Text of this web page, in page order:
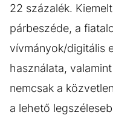
22 százalék.
párbeszéde, a
vívmányok/digitális
használata,
nemcsak a
a lehető